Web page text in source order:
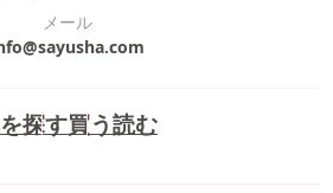
探す買う読む
メール